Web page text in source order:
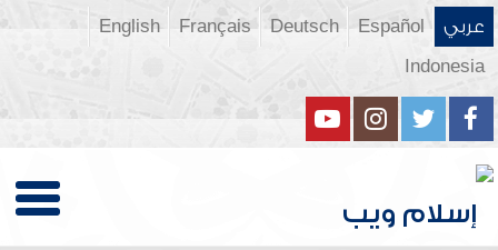
عربي Español
Deutsch
Français
English
Indonesia